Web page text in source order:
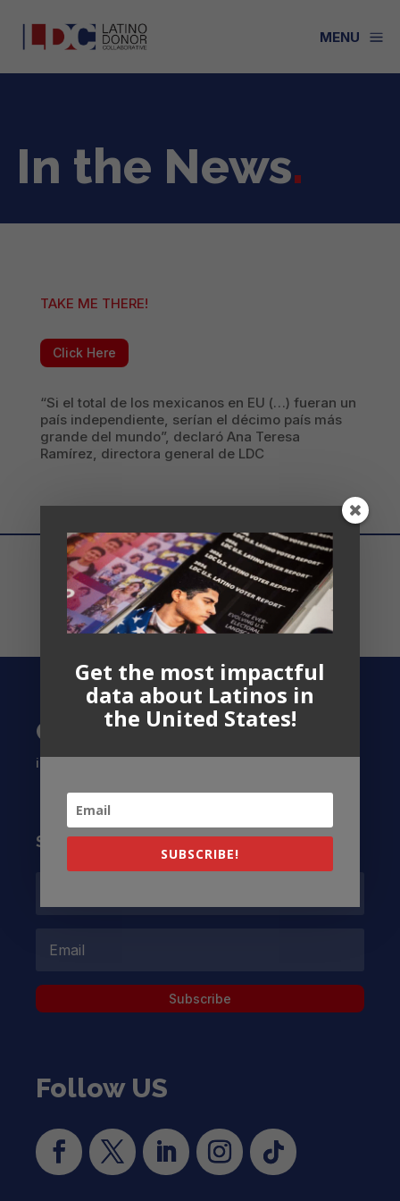
a
MENU
In the News.
TAKE ME THERE!
Click Here
“Si el total de los mexicanos en EU (…) fueran un
país independiente, serían el décimo país más
grande del mundo”, declaró Ana Teresa
Ramírez, directora general de LDC
Contact US
info@latinocollaborative.org
Subscribe to our Newsletter
Subscribe
Follow US
Get the most impactful
data about Latinos in
the United States!
SUBSCRIBE!